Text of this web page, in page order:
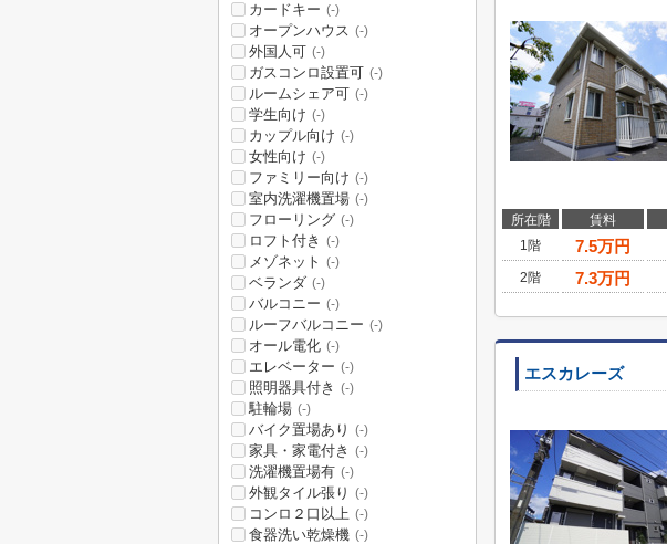
所在階 賃料
1階
7.5万円
2階
7.3万円
エスカレーズ
カードキー (-)
オープンハウス (-)
外国人可 (-)
ガスコンロ設置可 (-)
ルームシェア可 (-)
学生向け (-)
カップル向け (-)
女性向け (-)
ファミリー向け (-)
室内洗濯機置場 (-)
フローリング (-)
ロフト付き (-)
メゾネット (-)
ベランダ (-)
バルコニー (-)
ルーフバルコニー (-)
オール電化 (-)
エレベーター (-)
照明器具付き (-)
駐輪場 (-)
バイク置場あり (-)
家具・家電付き (-)
洗濯機置場有 (-)
外観タイル張り (-)
コンロ２口以上 (-)
食器洗い乾燥機 (-)